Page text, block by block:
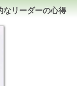
なリーダーの心得